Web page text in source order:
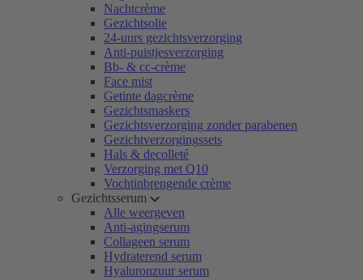
Nachtcrème
Gezichtsolie
24-uurs gezichtsverzorging
Anti-puistjesverzorging
Bb- & cc-crème
Face mist
Getinte dagcrème
Gezichtsmaskers
Gezichtsverzorging zonder parabenen
Gezichtverzorgingssets
Hals & decolleté
Verzorging met Q10
Vochtinbrengende crème
Gezichtsserum
Alle weergeven
Anti-agingserum
Collageen serum
Hydraterend serum
Hyaluronzuur serum